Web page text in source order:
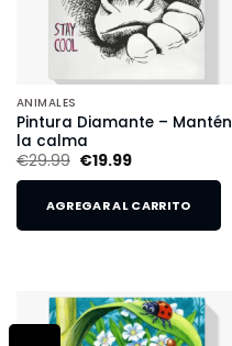
ANIMALES
Pintura Diamante – Mantén
la calma
€29.99 €19.99
AGREGAR AL CARRITO